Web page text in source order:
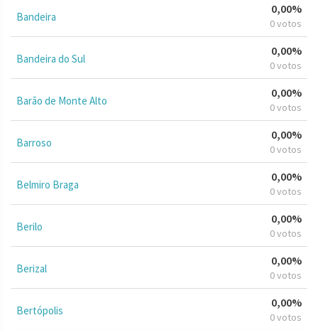
Bandeira
0,00%
0 votos
Bandeira do Sul
0,00%
0 votos
Barão de Monte Alto
0,00%
0 votos
Barroso
0,00%
0 votos
Belmiro Braga
0,00%
0 votos
Berilo
0,00%
0 votos
Berizal
0,00%
0 votos
Bertópolis
0,00%
0 votos